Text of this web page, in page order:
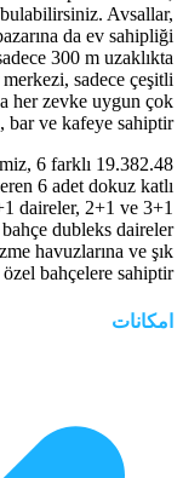
bulabilirsiniz. Avsallar,
da ev sahipliği
300 m uzaklıkta
sadece çeşitli
her zevke uygun çok
bar ve kafeye sahiptir.
6 farklı
6 adet dokuz katlı
daireler, 2+1 ve 3+1
dubleks daireler
havuzlarına ve şık
bahçelere sahiptir.
امکانات